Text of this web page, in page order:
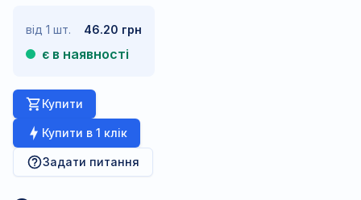
від 1 шт. 46.20 грн
є в наявності
Купити
Купити в 1 клік
Задати питання